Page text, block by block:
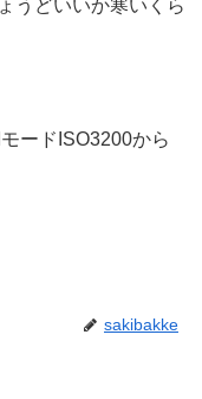
うどいいか寒いくら
ードISO3200から
sakibakke